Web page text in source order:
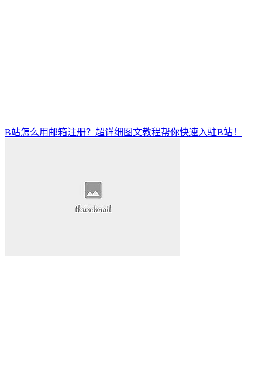
B站怎么用邮箱注册？超详细图文教程帮你快速入驻B站！